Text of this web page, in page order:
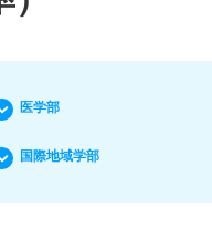
医学部
国際地域学部